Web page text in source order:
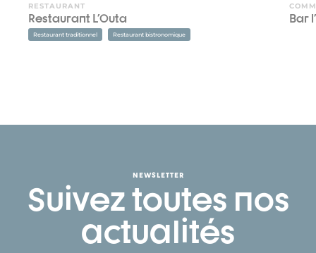
RESTAURANT
Restaurant L'Outa
Restaurant traditionnel Restaurant bistronomique
Bar
NEWSLETTER
Suivez toutes nos
actualités